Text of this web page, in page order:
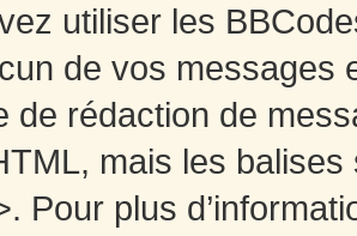
utiliser les
de vos messages
de rédaction de
mais les
Pour plus